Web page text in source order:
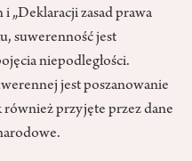
„Deklaracji zasad prawa
suwerenność jest
niepodległości.
jest poszanowanie
przyjęte przez dane